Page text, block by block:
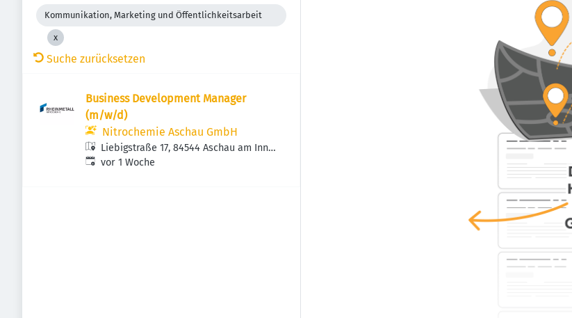
Kommunikation, Marketing und Öffentlichkeitsarbeit
Suche zurücksetzen
Business Development Manager
(m/w/d)
Nitrochemie Aschau GmbH
Liebigstraße 17, 84544 Aschau am Inn,
Deutschland
Veröffentlicht:
vor 1 Woche